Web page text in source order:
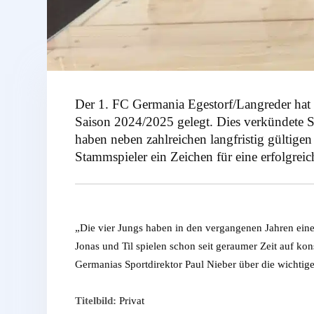
Der 1. FC Germania Egestorf/Langreder
Saison 2024/2025 gelegt. Dies verkündete
haben neben zahlreichen langfristig
Stammspieler ein Zeichen für eine
„Die vier Jungs haben in den vergangenen Jahren
Jonas und Til spielen schon seit geraumer Zeit auf
Germanias Sportdirektor Paul Nieber über die
Titelbild: Privat